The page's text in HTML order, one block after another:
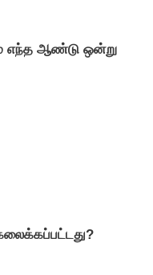
எந்த ஆண்டு ஒன்று